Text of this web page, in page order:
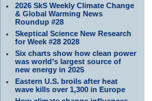
2026 SkS Weekly Climate Change
& Global Warming News
Roundup #28
Skeptical Science New Research
for Week #28 2028
Six charts show how clean power
was world’s largest source of
new energy in 2025
Eastern U.S. broils after heat
wave kills over 1,300 in Europe